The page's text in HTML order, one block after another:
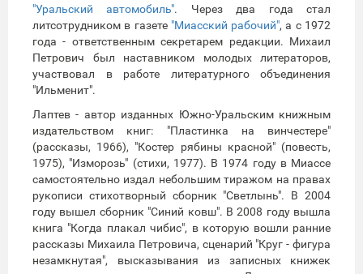
"Уральский автомобиль". Через два года стал
литсотрудником в газете "Миасский рабочий", а с 1972
года - ответственным секретарем редакции. Михаил
Петрович был наставником молодых литераторов,
участвовал в работе литературного объединения
"Ильменит".
Лаптев - автор изданных Южно-Уральским книжным
издательством книг: "Пластинка на винчестере"
(рассказы, 1966), "Костер рябины красной" (повесть,
1975), "Изморозь" (стихи, 1977). В 1974 году в Миассе
самостоятельно издал небольшим тиражом на правах
рукописи стихотворный сборник "Светлынь". В 2004
году вышел сборник "Синий ковш". В 2008 году вышла
книга "Когда плакал чибис", в которую вошли ранние
рассказы Михаила Петровича, сценарий "Круг - фигура
незамкнутая", высказывания из записных книжек